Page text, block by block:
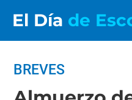
El Día de
BREVES